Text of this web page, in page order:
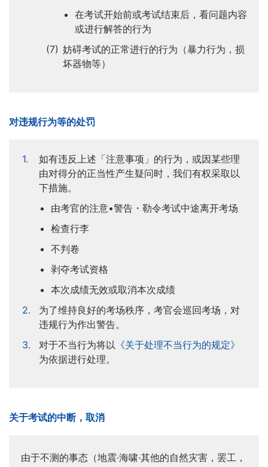
在考试开始前或考试结束后，看问题内容
或进行解答的行为
妨碍考试的正常进行的行为（暴力行为，损
坏器物等）
对违规行为等的处罚
如有违反上述「注意事项」的行为，或因某些理
由对得分的正当性产生疑问时，我们有权采取以
下措施。
由考官的注意•警告・勒令考试中途离开考场
检查行李
不判卷
剥夺考试资格
本次成绩无效或取消本次成绩
为了维持良好的考场秩序，考官会巡回考场，对
违规行为作出警告。
对于不当行为将以 《关于处理不当行为的规定》
为依据进行处理。
关于考试的中断，取消
由于不测的事态（地震·海啸·其他的自然灾害，罢工，